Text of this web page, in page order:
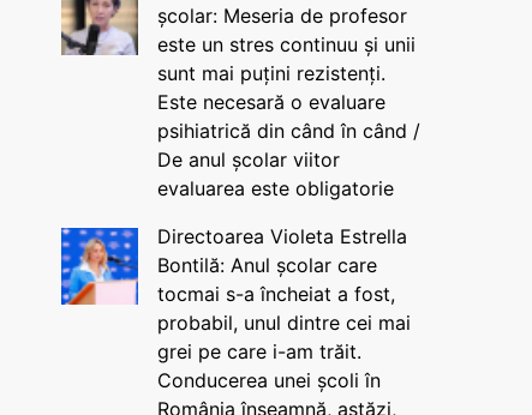
școlar: Meseria de profesor
este un stres continuu și unii
sunt mai puțini rezistenți.
Este necesară o evaluare
psihiatrică din când în când /
De anul școlar viitor
evaluarea este obligatorie
Directoarea Violeta Estrella
Bontilă: Anul școlar care
tocmai s-a încheiat a fost,
probabil, unul dintre cei mai
grei pe care i-am trăit.
Conducerea unei școli în
România înseamnă, astăzi,